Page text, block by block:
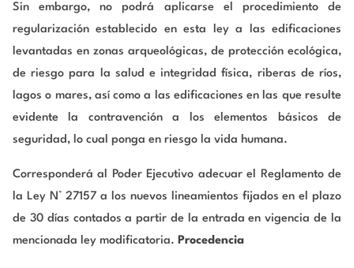
Sin embargo, no podrá aplicarse el procedimiento de
regularización establecido en esta ley a las edificaciones
levantadas en zonas arqueológicas, de protección ecológica,
de riesgo para la salud e integridad física, riberas de ríos,
lagos o mares, así como a las edificaciones en las que resulte
evidente la contravención a los elementos básicos de
seguridad, lo cual ponga en riesgo la vida humana.
Corresponderá al Poder Ejecutivo adecuar el Reglamento de
la Ley N° 27157 a los nuevos lineamientos fijados en el plazo
de 30 días contados a partir de la entrada en vigencia de la
mencionada ley modificatoria. Procedencia